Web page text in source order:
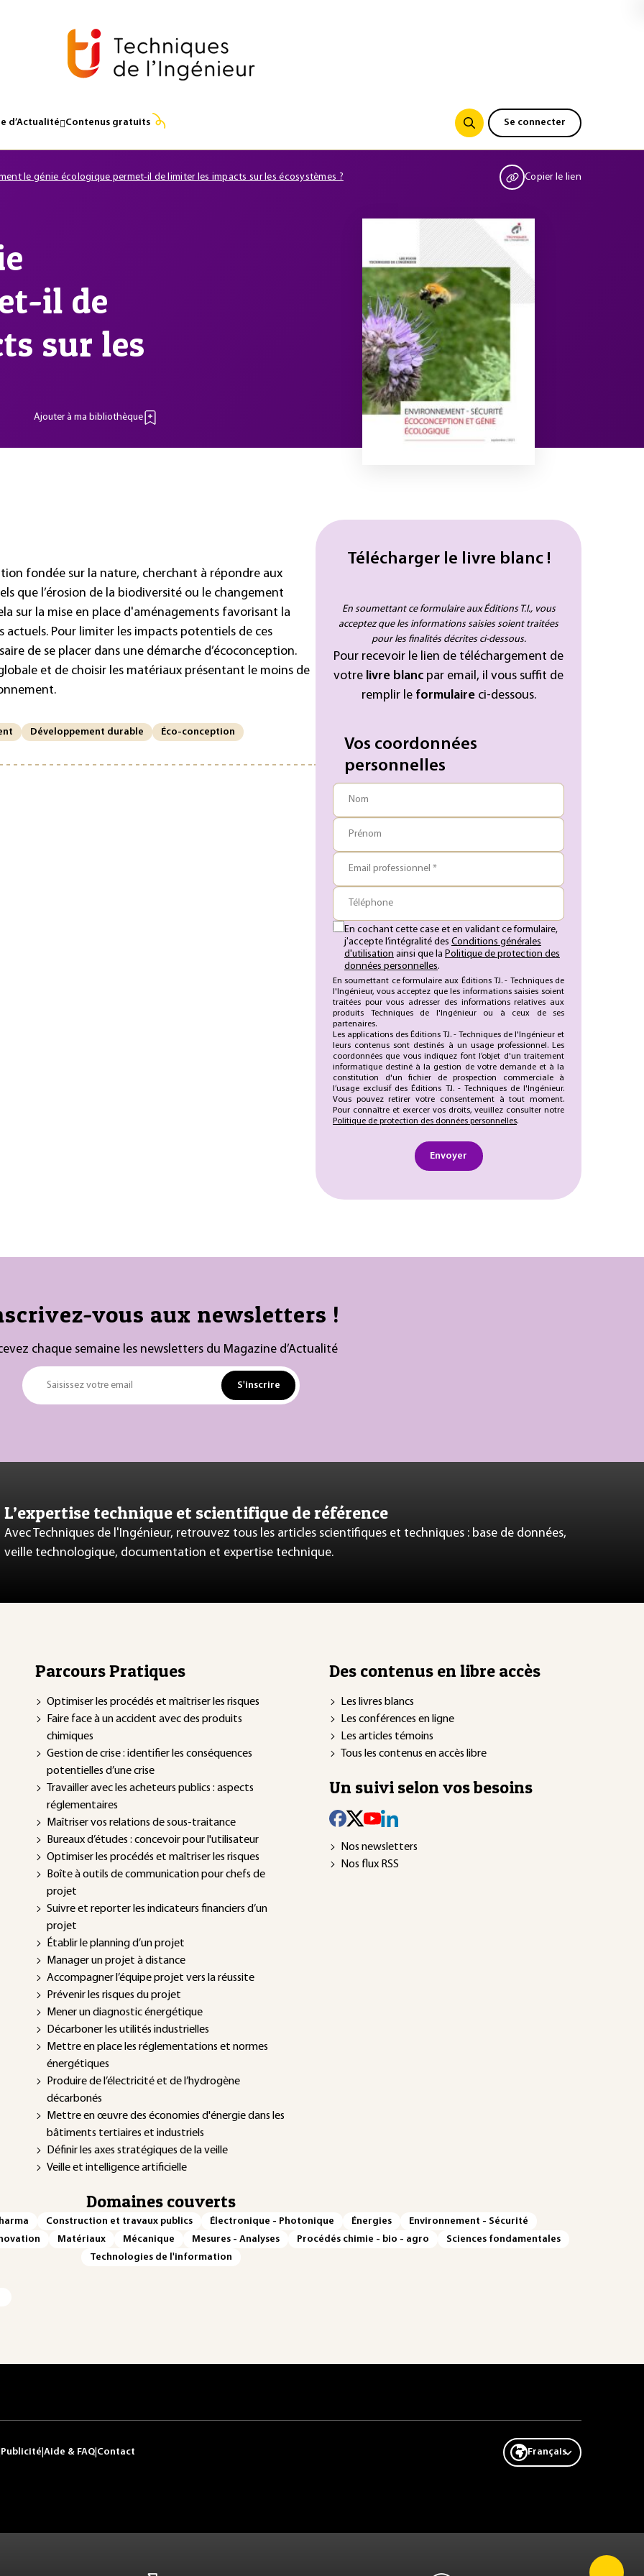
d’Actualité Contenus gratuits Se connecter
le génie écologique permet-il de limiter les impacts sur les écosystèmes ? Copier le lien
il de
sur les
Ajouter à ma bibliothèque
fondée sur la nature, cherchant à répondre aux
que l’érosion de la biodiversité ou le changement
sur la mise en place d'aménagements favorisant la
Pour limiter les impacts potentiels de ces
de se placer dans une démarche d’écoconception.
et de choisir les matériaux présentant le moins de
Développement durable Éco-conception
Télécharger le livre blanc !
En soumettant ce formulaire aux Éditions T.I., vous
acceptez que les informations saisies soient traitées
pour les finalités décrites ci-dessous.
Pour recevoir le lien de téléchargement de
votre livre blanc par email, il vous suffit de
remplir le formulaireci-dessous.
Vos coordonnées
personnelles
Nom
Prénom
Email professionnel *
Téléphone
En cochant cette case et en validant ce formulaire,
j'accepte l’intégralité des Conditions générales
d'utilisation ainsi que la Politique de protection des
données personnelles.
En soumettant ce formulaire aux Éditions T.I. - Techniques de
l'Ingénieur, vous acceptez que les informations saisies soient
traitées pour vous adresser des informations relatives aux
produits Techniques de l'Ingénieur ou à ceux de ses
partenaires.
Les applications des Éditions T.I. - Techniques de l'Ingénieur et
leurs contenus sont destinés à un usage professionnel. Les
coordonnées que vous indiquez font l’objet d'un traitement
informatique destiné à la gestion de votre demande et à la
constitution d'un fichier de prospection commerciale à
l’usage exclusif des Éditions T.I. - Techniques de l'Ingénieur.
Vous pouvez retirer votre consentement à tout moment.
Pour connaître et exercer vos droits, veuillez consulter notre
Politique de protection des données personnelles.
Envoyer
vous aux newsletters !
chaque semaine les newsletters du Magazine d’Actualité
Saisissez votre email S'inscrire
L’expertise technique et scientifique de référence
Avec Techniques de l'Ingénieur, retrouvez tous les articles scientifiques et techniques : base de données,
veille technologique, documentation et expertise technique.
Parcours Pratiques
Optimiser les procédés et maîtriser les risques
Faire face à un accident avec des produits
chimiques
Gestion de crise : identifier les conséquences
potentielles d’une crise
Travailler avec les acheteurs publics : aspects
réglementaires
Maîtriser vos relations de sous-traitance
Bureaux d’études : concevoir pour l'utilisateur
Optimiser les procédés et maîtriser les risques
Boîte à outils de communication pour chefs de
projet
Suivre et reporter les indicateurs financiers d’un
projet
Établir le planning d’un projet
Manager un projet à distance
Accompagner l’équipe projet vers la réussite
Prévenir les risques du projet
Mener un diagnostic énergétique
Décarboner les utilités industrielles
Mettre en place les réglementations et normes
énergétiques
Produire de l’électricité et de l’hydrogène
décarbonés
Mettre en œuvre des économies d'énergie dans les
bâtiments tertiaires et industriels
Définir les axes stratégiques de la veille
Veille et intelligence artificielle
Des contenus en libre accès
Les livres blancs
Les conférences en ligne
Les articles témoins
Tous les contenus en accès libre
Un suivi selon vos besoins
Nos newsletters
Nos flux RSS
Domaines couverts
Construction et travaux publics Électronique - Photonique Énergies
Environnement - Sécurité
Matériaux Mécanique Mesures - Analyses Procédés chimie - bio - agro
Sciences fondamentales
Technologies de l'information
Publicité Aide & FAQ Contact Français